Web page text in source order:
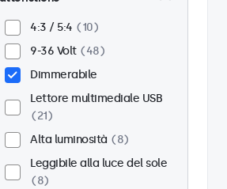
Pannello
8
Incasso
39
Montaggio rack (19 Pollici)
VESA 75 x 75
VESA 100 x 100
20
4:3 / 5:4
10
9-36 Volt
48
Dimmerabile
Lettore multimediale USB
21
Alta luminosità
8
Leggibile alla luce del sole
8